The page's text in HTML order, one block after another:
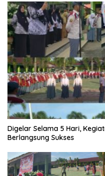
Digelar Selama 5 Hari,
Berlangsung Sukses